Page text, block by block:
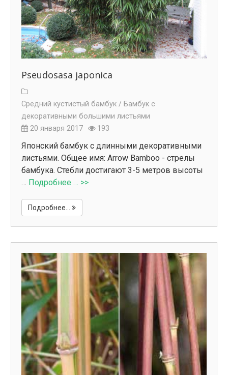
Pseudosasa japonica
Средний кустистый бамбук / Бамбук с
декоративными большими листьями
20 января 2017
193
Японский бамбук с длинными декоративными
листьями. Общее имя: Arrow Bamboo - стрелы
бамбука. Стебли достигают 3-5 метров высоты
… Подробнее … >>
Подробнее...